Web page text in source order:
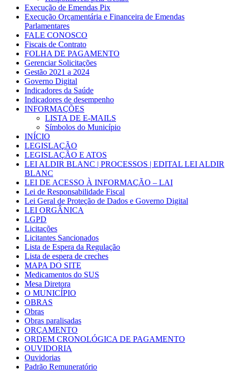
Execução de Emendas Pix
Execução Orçamentária e Financeira de Emendas
Parlamentares
FALE CONOSCO
Fiscais de Contrato
FOLHA DE PAGAMENTO
Gerenciar Solicitações
Gestão 2021 a 2024
Governo Digital
Indicadores da Saúde
Indicadores de desempenho
INFORMAÇÕES
LISTA DE E-MAILS
Símbolos do Município
INÍCIO
LEGISLAÇÃO
LEGISLAÇÃO E ATOS
LEI ALDIR BLANC | PROCESSOS | EDITAL LEI ALDIR
BLANC
LEI DE ACESSO À INFORMAÇÃO – LAI
Lei de Responsabilidade Fiscal
Lei Geral de Proteção de Dados e Governo Digital
LEI ORGÂNICA
LGPD
Licitações
Licitantes Sancionados
Lista de Espera da Regulação
Lista de espera de creches
MAPA DO SITE
Medicamentos do SUS
Mesa Diretora
O MUNICÍPIO
OBRAS
Obras
Obras paralisadas
ORÇAMENTO
ORDEM CRONOLÓGICA DE PAGAMENTO
OUVIDORIA
Ouvidorias
Padrão Remuneratório